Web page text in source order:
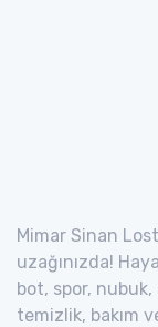
Mimar Sinan
uzağınızda!
bot, spor,
temizlik, bakım